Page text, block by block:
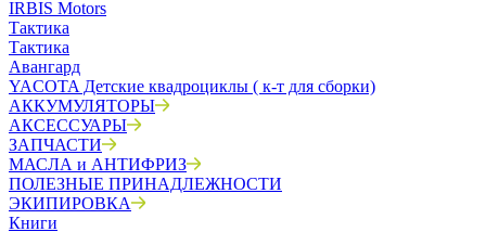
IRBIS Motors
Тактика
Тактика
Авангард
YACOTA Детские квадроциклы ( к-т для сборки)
АККУМУЛЯТОРЫ
АКСЕССУАРЫ
ЗАПЧАСТИ
МАСЛА и АНТИФРИЗ
ПОЛЕЗНЫЕ ПРИНАДЛЕЖНОСТИ
ЭКИПИРОВКА
Книги